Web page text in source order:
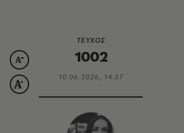
ΤΕΥΧΟΣ
1002
10.06.2026, 14:37